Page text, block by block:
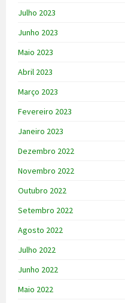
Julho 2023
Junho 2023
Maio 2023
Abril 2023
Março 2023
Fevereiro 2023
Janeiro 2023
Dezembro 2022
Novembro 2022
Outubro 2022
Setembro 2022
Agosto 2022
Julho 2022
Junho 2022
Maio 2022